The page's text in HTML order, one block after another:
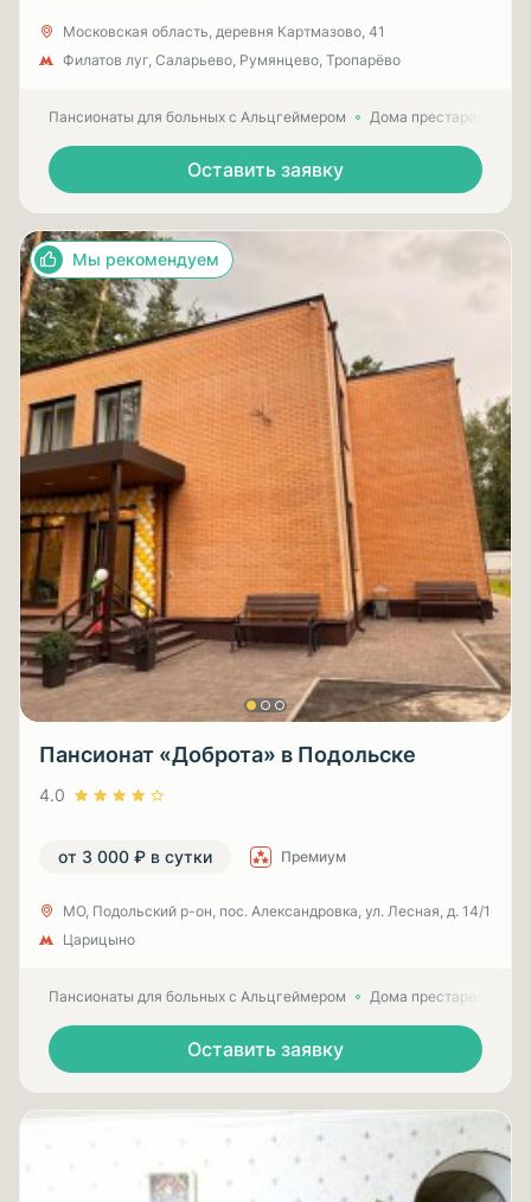
Московская область, деревня Картмазово, 41
Филатов луг, Саларьево, Румянцево, Тропарёво
Пансионаты для больных с Альцгеймером Дома престарелых
Оставить заявку
Мы рекомендуем
Пансионат «Доброта» в Подольске
4.0
от 3 000 ₽ в сутки Премиум
МО, Подольский р-он, пос. Александровка, ул. Лесная, д. 14/1
Царицыно
Пансионаты для больных с Альцгеймером Дома престарелых
Оставить заявку